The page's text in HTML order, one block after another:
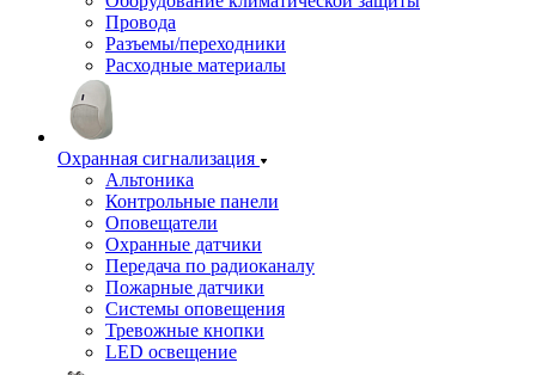
Провода
Разъемы/переходники
Расходные материалы
Охранная сигнализация
Альтоника
Контрольные панели
Оповещатели
Охранные датчики
Передача по радиоканалу
Пожарные датчики
Системы оповещения
Тревожные кнопки
LED освещение